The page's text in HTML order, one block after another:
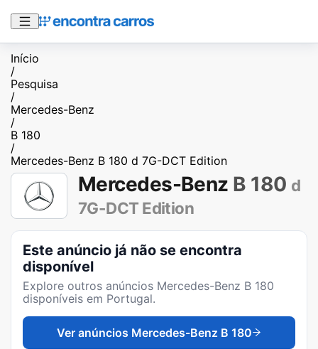
Início
/
Pesquisa
/
Mercedes-Benz
/
B 180
/
Mercedes-Benz B 180 d 7G-DCT Edition
Mercedes-Benz B 180 d
7G-DCT Edition
Este anúncio já não se encontra
disponível
Explore outros anúncios Mercedes-Benz B 180
disponíveis em Portugal.
Ver anúncios Mercedes-Benz B 180